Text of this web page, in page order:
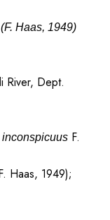
Haas, 1949)
River, Dept.
F.
Haas, 1949);